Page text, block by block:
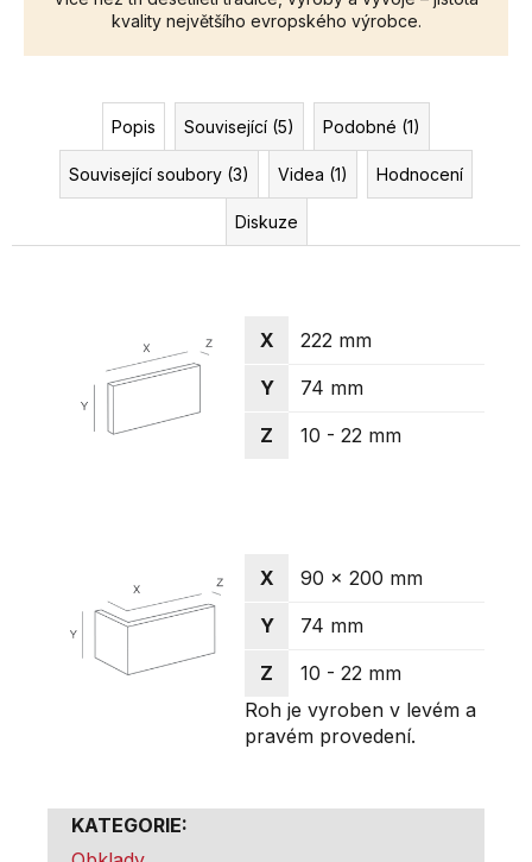
kvality největšího evropského výrobce.
Popis Související (5) Podobné (1)
Související soubory (3) Videa (1) Hodnocení
Diskuze
X
222 mm
Y
74 mm
Z
10 - 22 mm
X
90 x 200 mm
Y
74 mm
Z
10 - 22 mm
Roh je vyroben v levém a
pravém provedení.
KATEGORIE: